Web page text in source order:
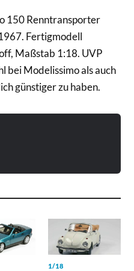
150 Renntransporter
Fertigmodell
Maßstab 1:18. UVP
bei Modelissimo als auch
günstiger zu haben.
1/18